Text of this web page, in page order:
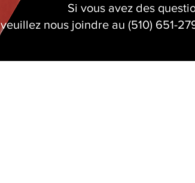
Si vous avez des
veuillez nous joindre au (510) 651-